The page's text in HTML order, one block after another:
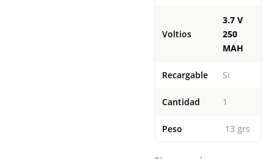
Voltios
3.7 V
250
MAH
Recargable Si
Cantidad 1
Peso 13 grs